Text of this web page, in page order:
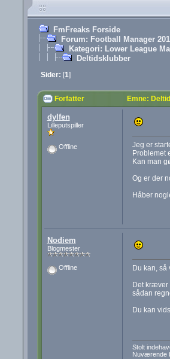
FmFreaks Forside
Forum: Football Manager
Kategori: Lower League
Deltidsklubber
Sider: [1]
Forfatter Emne:
dylfen
Lilleputspiller
Offline
Jeg er
Problemet
Kan man
Og er der
Håber
Nodiem
Blogmester
Offline
Du kan, så
Det kræver
sådan
Du kan
Stolt
Nuværende